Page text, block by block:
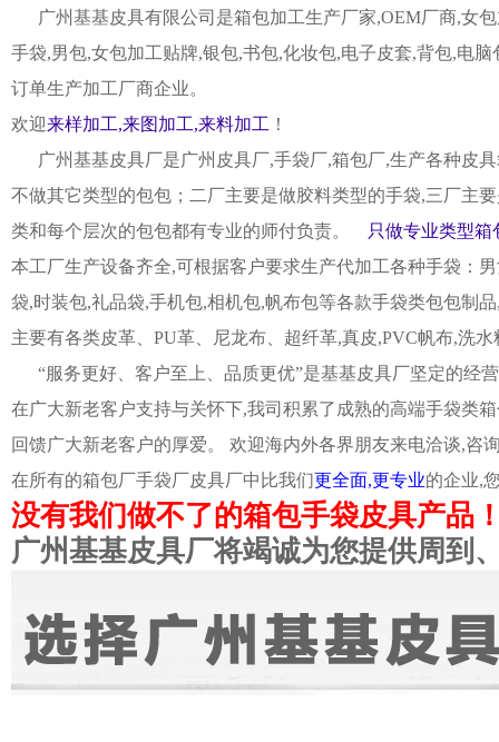
广州基基皮具有限公司是箱包加工生产厂家,OEM厂商,女
手袋,男包,女包加工贴牌,银包,书包,化妆包,电子皮套,背包,电
订单生产加工厂商企业。
欢迎来样加工,来图加工,来料加工 ！
广州基基皮具厂是广州皮具厂,手袋厂,箱包厂,生产各种皮
不做其它类型的包包；二厂主要是做胶料类型的手袋,三厂主
类和每个层次的包包都有专业的师付负责。
只做专业类型箱
本工厂生产设备齐全,可根据客户要求生产代加工各种手袋：
袋,时装包,礼品袋,手机包,相机包,帆布包等各款手袋类包包制
主要有各类皮革、PU革、尼龙布、超纤革,真皮,PVC帆布,洗
“服务更好、客户至上、品质更优”是基基皮具厂坚定的经
在广大新老客户支持与关怀下,我司积累了成熟的高端手袋类
回馈广大新老客户的厚爱。 欢迎海内外各界朋友来电洽谈,咨
在所有的箱包厂手袋厂皮具厂中比我们更全面,更专业的企业,
没有我们做不了的箱包手袋皮具产品
广州基基皮具厂将竭诚为您提供周到